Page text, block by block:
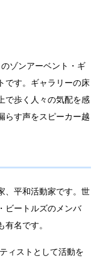
ゾンアーベント・ギ
です。ギャラリーの床
で歩く人々の気配を感
らす声をスピーカー越
、平和活動家です。世
ビートルズのメンバ
名です。
ィストとして活動を